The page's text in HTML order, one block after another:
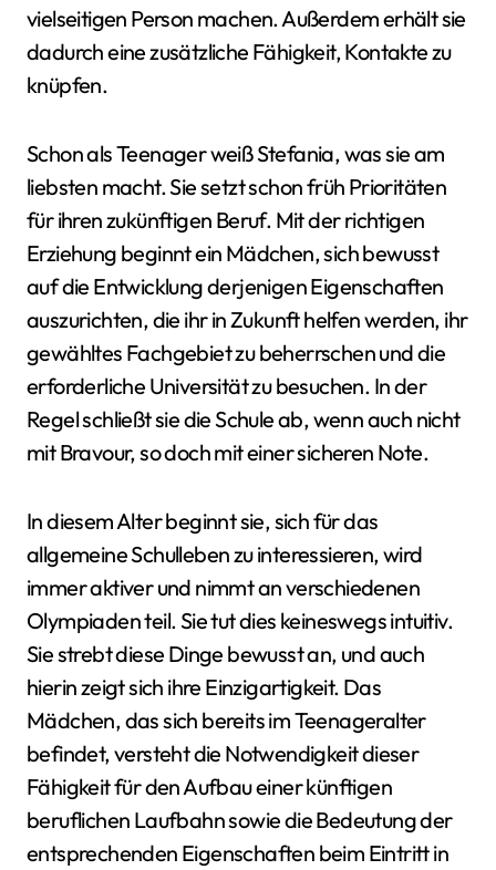
vielseitigen Person machen. Außerdem erhält sie
dadurch eine zusätzliche Fähigkeit, Kontakte zu
knüpfen.
Schon als Teenager weiß Stefania, was sie am
liebsten macht. Sie setzt schon früh Prioritäten
für ihren zukünftigen Beruf. Mit der richtigen
Erziehung beginnt ein Mädchen, sich bewusst
auf die Entwicklung derjenigen Eigenschaften
auszurichten, die ihr in Zukunft helfen werden, ihr
gewähltes Fachgebiet zu beherrschen und die
erforderliche Universität zu besuchen. In der
Regel schließt sie die Schule ab, wenn auch nicht
mit Bravour, so doch mit einer sicheren Note.
In diesem Alter beginnt sie, sich für das
allgemeine Schulleben zu interessieren, wird
immer aktiver und nimmt an verschiedenen
Olympiaden teil. Sie tut dies keineswegs intuitiv.
Sie strebt diese Dinge bewusst an, und auch
hierin zeigt sich ihre Einzigartigkeit. Das
Mädchen, das sich bereits im Teenageralter
befindet, versteht die Notwendigkeit dieser
Fähigkeit für den Aufbau einer künftigen
beruflichen Laufbahn sowie die Bedeutung der
entsprechenden Eigenschaften beim Eintritt in